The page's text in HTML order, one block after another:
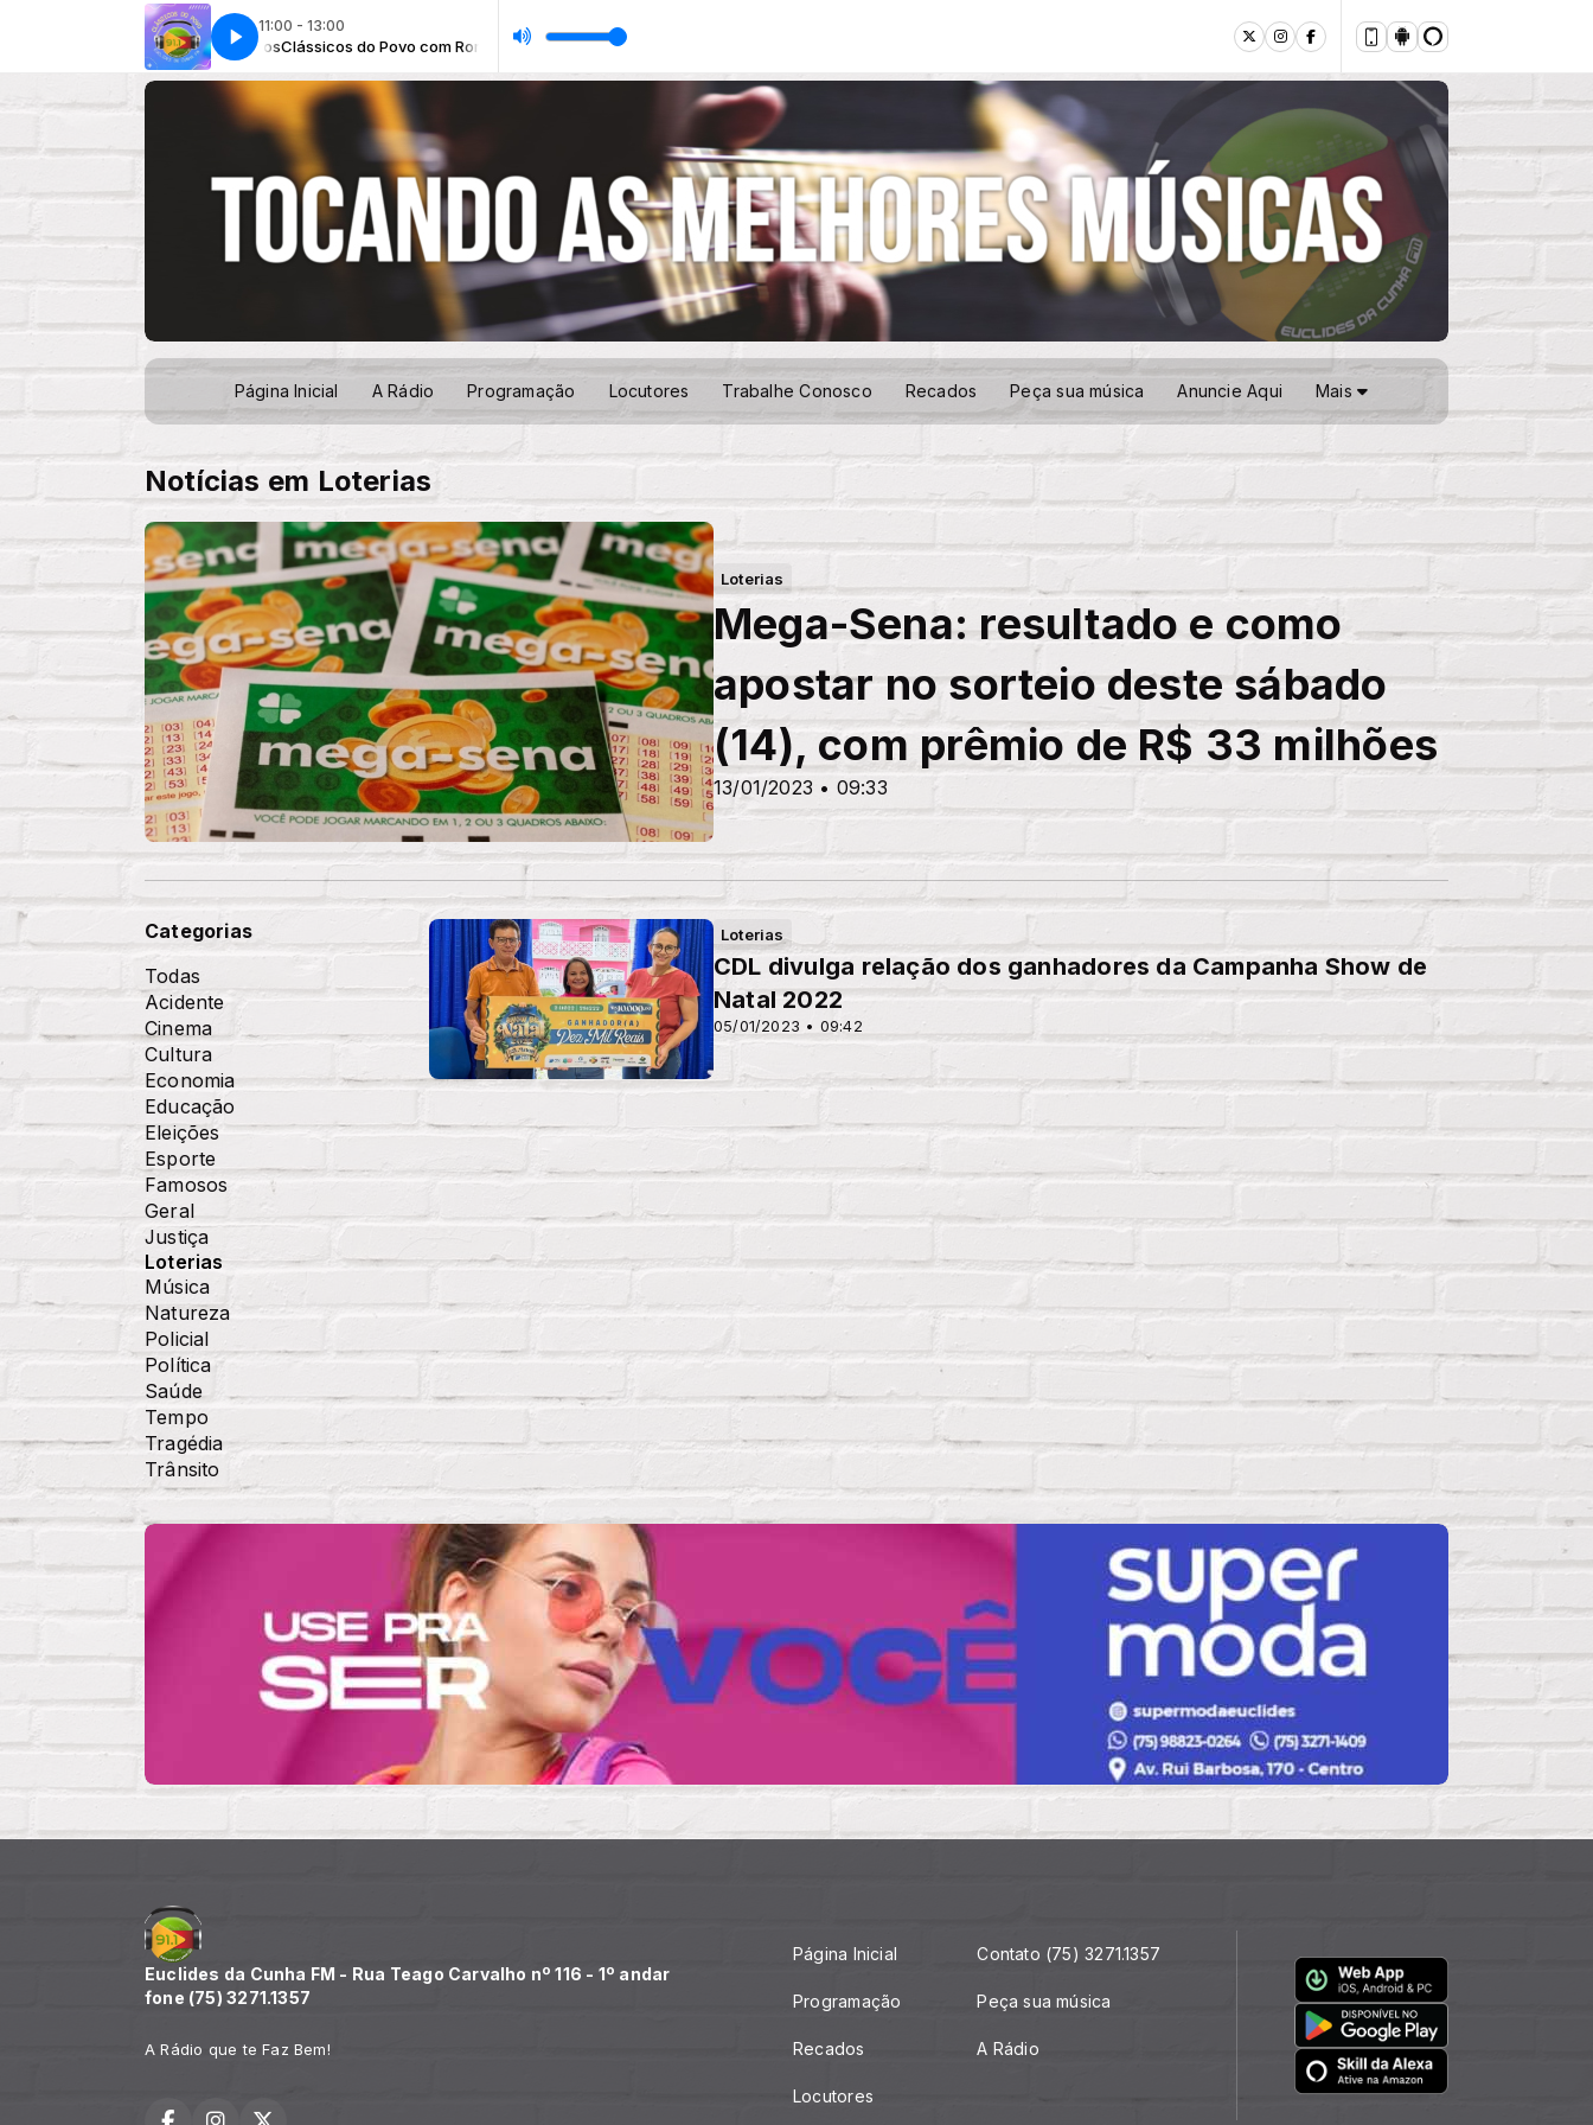
11:00 - 13:00
com Romualdo MatosClássicos do Povo com Romualdo Matos
Especial do Artista
Página Inicial A Rádio Programação Locutores Trabalhe Conosco Recados Peça sua música Anuncie Aqui Mais
Notícias em Loterias
Loterias
13/01/2023 • 09:33
Mega-Sena: resultado e como
apostar no sorteio deste sábado
(14), com prêmio de R$ 33 milhões
Categorias
Todas
Acidente
Cinema
Cultura
Economia
Educação
Eleições
Esporte
Famosos
Geral
Justiça
Loterias
Música
Natureza
Policial
Política
Saúde
Tempo
Tragédia
Trânsito
Loterias
05/01/2023 • 09:42
CDL divulga relação dos ganhadores da Campanha Show de
Natal 2022
Euclides da Cunha FM - Rua Teago Carvalho nº 116 - 1º andar
fone (75) 3271.1357
A Rádio que te Faz Bem!
Página Inicial
Programação
Recados
Locutores
Contato (75) 3271.1357
Peça sua música
A Rádio